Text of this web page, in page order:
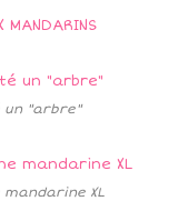
un "arbre"
XL